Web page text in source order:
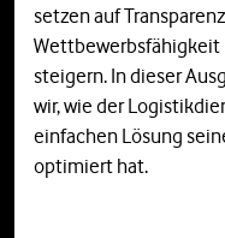
setzen auf
steigern. In dieser
wir, wie der
einfachen Lösung
optimiert hat.